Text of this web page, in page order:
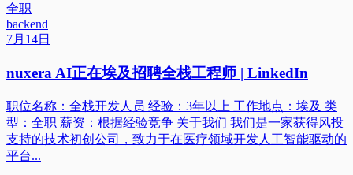
全职
backend
7月14日
nuxera AI正在埃及招聘全栈工程师 | LinkedIn
职位名称：全栈开发人员 经验：3年以上 工作地点：埃及 类
型：全职 薪资：根据经验竞争 关于我们 我们是一家获得风投
支持的技术初创公司，致力于在医疗领域开发人工智能驱动的
平台...